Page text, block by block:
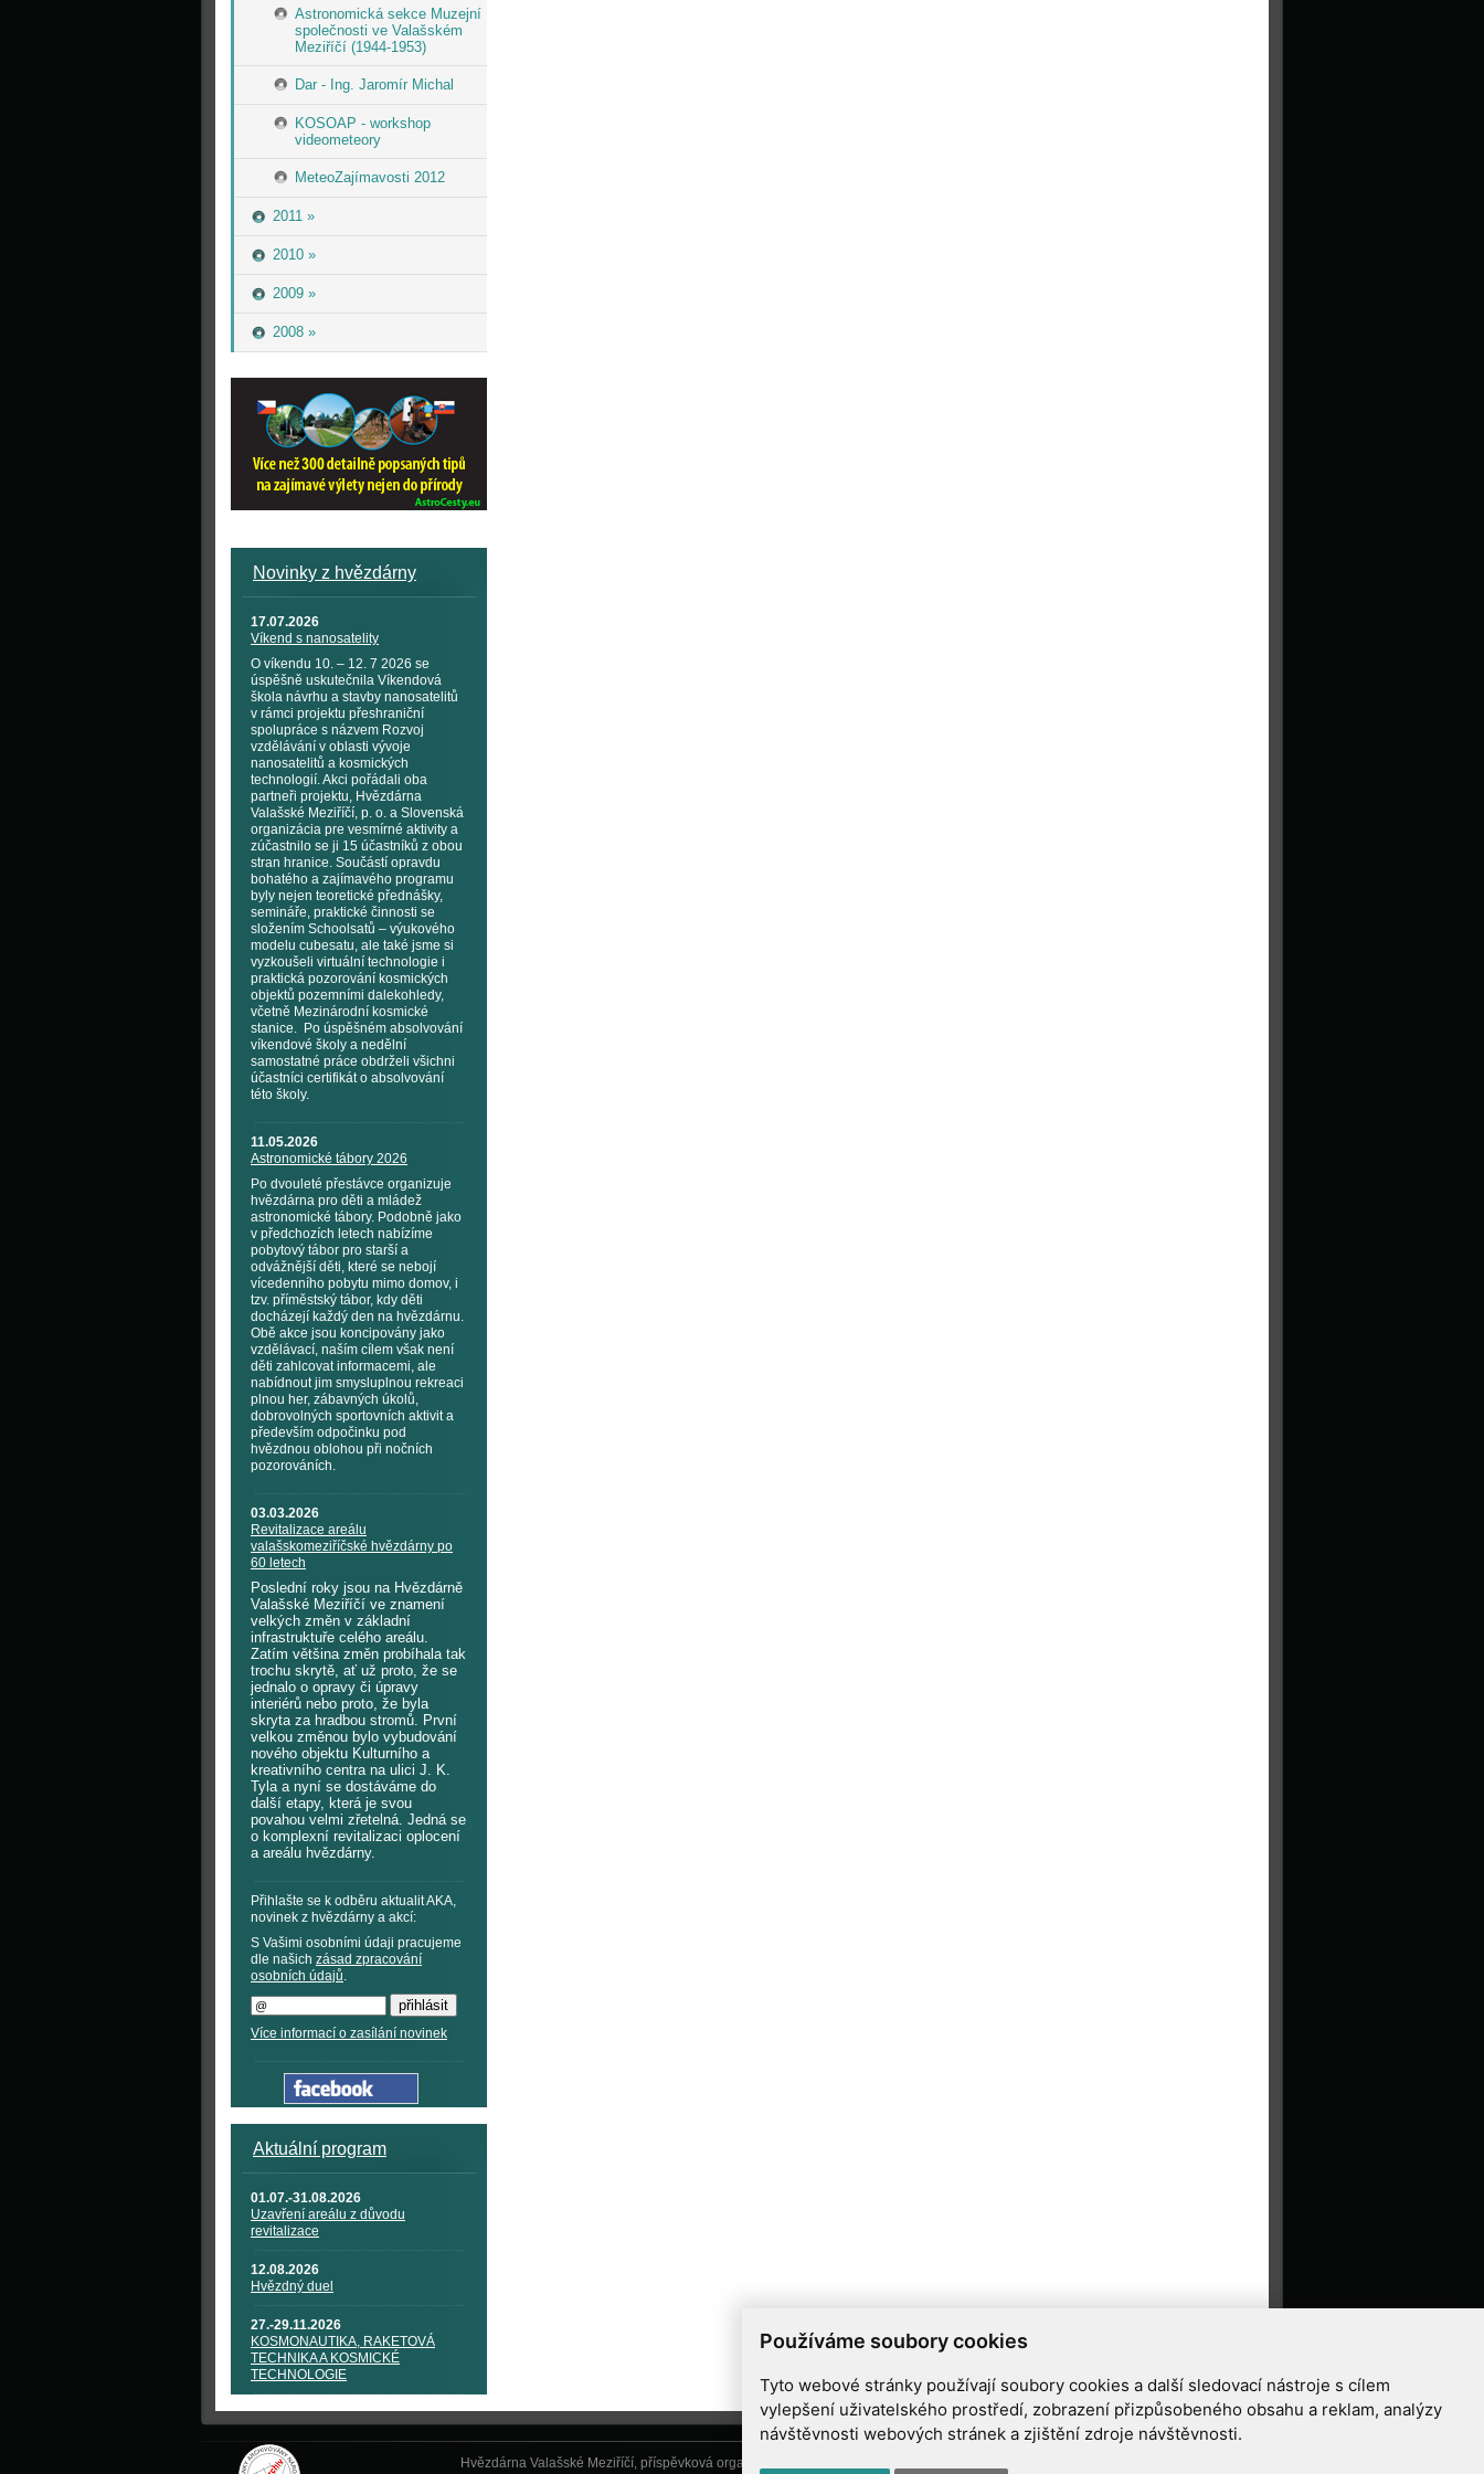
Používáme soubory cookies
Tyto webové stránky používají soubory cookies a další sledovací nástroje s cílem
vylepšení uživatelského prostředí, zobrazení přizpůsobeného obsahu a reklam, analýzy
návštěvnosti webových stránek a zjištění zdroje návštěvnosti.
Astronomická sekce Muzejní
společnosti ve Valašském
Meziříčí (1944-1953)
Dar - Ing. Jaromír Michal
KOSOAP - workshop
videometeory
MeteoZajímavosti 2012
2011 »
2010 »
2009 »
2008 »
Novinky z hvězdárny
17.07.2026
Víkend s nanosatelity
O víkendu 10. – 12. 7 2026 se
úspěšně uskutečnila Víkendová
škola návrhu a stavby nanosatelitů
v rámci projektu přeshraniční
spolupráce s názvem Rozvoj
vzdělávání v oblasti vývoje
nanosatelitů a kosmických
technologií. Akci pořádali oba
partneři projektu, Hvězdárna
Valašské Meziříčí, p. o. a Slovenská
organizácia pre vesmírné aktivity a
zúčastnilo se ji 15 účastníků z obou
stran hranice. Součástí opravdu
bohatého a zajímavého programu
byly nejen teoretické přednášky,
semináře, praktické činnosti se
složením Schoolsatů – výukového
modelu cubesatu, ale také jsme si
vyzkoušeli virtuální technologie i
praktická pozorování kosmických
objektů pozemními dalekohledy,
včetně Mezinárodní kosmické
stanice. Po úspěšném absolvování
víkendové školy a nedělní
samostatné práce obdrželi všichni
účastníci certifikát o absolvování
této školy.
11.05.2026
Astronomické tábory 2026
Po dvouleté přestávce organizuje
hvězdárna pro děti a mládež
astronomické tábory. Podobně jako
v předchozích letech nabízíme
pobytový tábor pro starší a
odvážnější děti, které se nebojí
vícedenního pobytu mimo domov, i
tzv. příměstský tábor, kdy děti
docházejí každý den na hvězdárnu.
Obě akce jsou koncipovány jako
vzdělávací, naším cílem však není
děti zahlcovat informacemi, ale
nabídnout jim smysluplnou rekreaci
plnou her, zábavných úkolů,
dobrovolných sportovních aktivit a
především odpočinku pod
hvězdnou oblohou při nočních
pozorováních.
03.03.2026
Revitalizace areálu
valašskomeziříčské hvězdárny po
60 letech
Poslední roky jsou na Hvězdárně
Valašské Meziříčí ve znamení
velkých změn v základní
infrastruktuře celého areálu.
Zatím většina změn probíhala tak
trochu skrytě, ať už proto, že se
jednalo o opravy či úpravy
interiérů nebo proto, že byla
skryta za hradbou stromů. První
velkou změnou bylo vybudování
nového objektu Kulturního a
kreativního centra na ulici J. K.
Tyla a nyní se dostáváme do
další etapy, která je svou
povahou velmi zřetelná. Jedná se
o komplexní revitalizaci oplocení
a areálu hvězdárny.
Přihlašte se k odběru aktualit AKA,
novinek z hvězdárny a akcí:
S Vašimi osobními údaji pracujeme
dle našich zásad zpracování
osobních údajů.
Více informací o zasílání novinek
Aktuální program
01.07.-31.08.2026
Uzavření areálu z důvodu
revitalizace
12.08.2026
Hvězdný duel
27.-29.11.2026
KOSMONAUTIKA, RAKETOVÁ
TECHNIKA A KOSMICKÉ
TECHNOLOGIE
Hvězdárna Valašské Meziříčí, příspěvková organizace, Vsetínská 78, 757 01 Valašské Meziříčí